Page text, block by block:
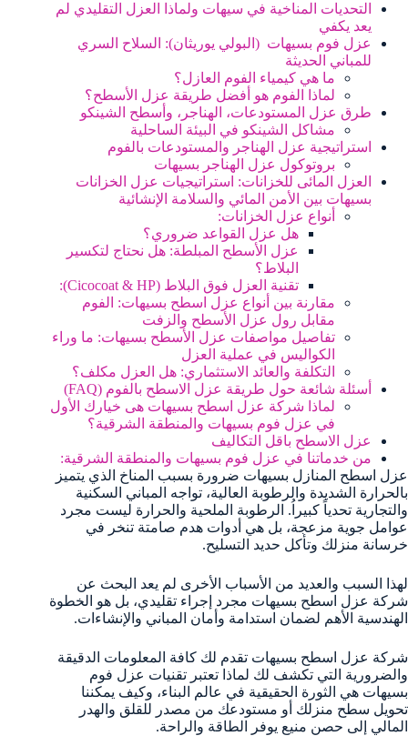
التحديات المناخية في سيهات ولماذا العزل التقليدي لم
يعد يكفي
عزل فوم بسيهات (البولي يوريثان): السلاح السري
للمباني الحديثة
ما هي كيمياء الفوم العازل؟
لماذا الفوم هو أفضل طريقة عزل الأسطح؟
طرق عزل المستودعات، الهناجر، وأسطح الشينكو
مشاكل الشينكو في البيئة الساحلية
استراتيجية عزل الهناجر والمستودعات بالفوم
بروتوكول عزل الهناجر بسيهات
العزل المائى للخزانات: استراتيجيات عزل الخزانات
بسيهات بين الأمن المائي والسلامة الإنشائية
أنواع عزل الخزانات:
هل عزل القواعد ضروري؟
عزل الأسطح المبلطة: هل نحتاج لتكسير
البلاط؟
تقنية العزل فوق البلاط (Cicocoat & HP):
مقارنة بين أنواع عزل اسطح بسيهات: الفوم
مقابل رول عزل الأسطح والزفت
تفاصيل مواصفات عزل الأسطح بسيهات: ما وراء
الكواليس في عملية العزل
التكلفة والعائد الاستثماري: هل العزل مكلف؟
أسئلة شائعة حول طريقة عزل الاسطح بالفوم (FAQ)
لماذا شركة عزل اسطح بسيهات هى خيارك الأول
في عزل فوم بسيهات والمنطقة الشرقية؟
عزل الاسطح باقل التكاليف
من خدماتنا في عزل فوم بسيهات والمنطقة الشرقية:
عزل اسطح المنازل بسيهات ضرورة بسبب المناخ الذي يتميز
بالحرارة الشديدة والرطوبة العالية، تواجه المباني السكنية
والتجارية تحدياً كبيراُ. الرطوبة الملحية والحرارة ليست مجرد
عوامل جوية مزعجة، بل هي أدوات هدم صامتة تنخر في
خرسانة منزلك وتأكل حديد التسليح.
لهذا السبب والعديد من الأسباب الأخرى لم يعد البحث عن
شركة عزل اسطح بسيهات مجرد إجراء تقليدي، بل هو الخطوة
الهندسية الأهم لضمان استدامة وأمان المباني والإنشاءات.
شركة عزل اسطح بسيهات تقدم لك كافة المعلومات الدقيقة
والضرورية التي تكشف لك لماذا تعتبر تقنيات عزل فوم
بسيهات هي الثورة الحقيقية في عالم البناء، وكيف يمكننا
تحويل سطح منزلك أو مستودعك من مصدر للقلق والهدر
المالي إلى حصن منيع يوفر الطاقة والراحة.